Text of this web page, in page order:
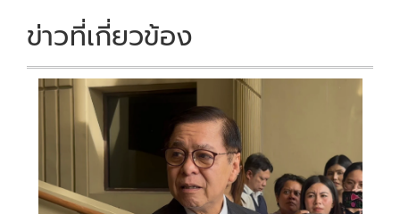
ข่าวที่เกี่ยวข้อง